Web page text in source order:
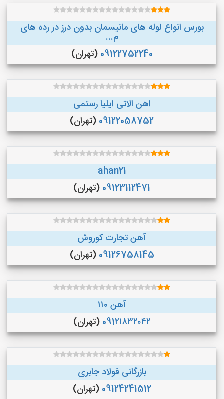
بورس انواع لوله های مانیسمان بدون درز در رده های
م...
09122752240 (تهران)
اهن الاتی ایلیا رستمی
09122058752 (تهران)
ahan21
09123112471 (تهران)
آهن تجارت کوروش
09126758145 (تهران)
آهن ۱۱۰
091۲۱۸۳۲۰۴۲ (تهران)
بازرگانی فولاد جابری
09124241512 (تهران)